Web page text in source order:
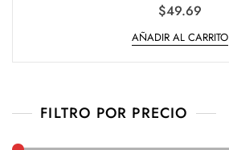
o
r
d
d
$49.69
AÑADIR AL CARRITO
FILTRO POR PRECIO